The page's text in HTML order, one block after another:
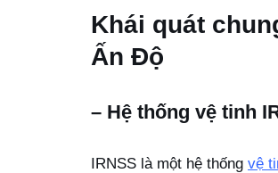
Khái quát
Ấn Độ
– Hệ thống vệ tinh
IRNSS là một hệ thống vệ